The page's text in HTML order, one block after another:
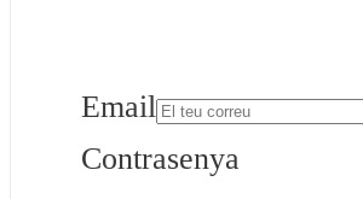
Email
Contrasenya